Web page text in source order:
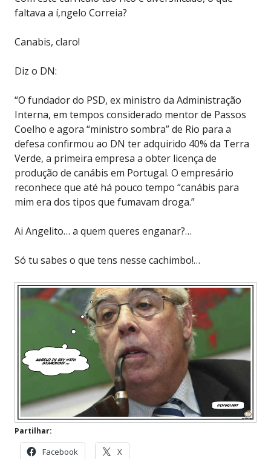
faltava a í‚ngelo Correia?
Canabis, claro!
Diz o DN:
“O fundador do PSD, ex ministro da Administração
Interna, em tempos considerado mentor de Passos
Coelho e agora “ministro sombra” de Rio para a
defesa confirmou ao DN ter adquirido 40% da Terra
Verde, a primeira empresa a obter licença de
produção de canábis em Portugal. O empresário
reconhece que até há pouco tempo “canábis para
mim era dos tipos que fumavam droga.”
Ai Angelito… a quem queres enganar?…
Só tu sabes o que tens nesse cachimbo!…
Partilhar:
Facebook X